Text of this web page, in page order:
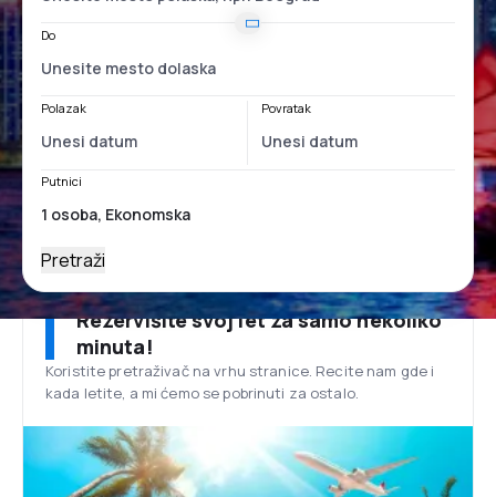
Do
Polazak Povratak
Putnici
Pretraži
Rezervišite svoj let za samo nekoliko
minuta!
Koristite pretraživač na vrhu stranice. Recite nam gde i
kada letite, a mi ćemo se pobrinuti za ostalo.